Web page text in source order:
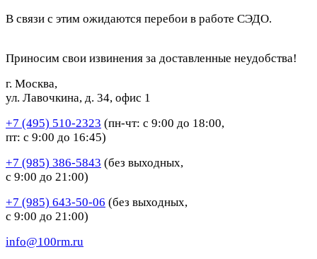
В связи с этим ожидаются перебои в работе СЭДО.
Приносим свои извинения за доставленные неудобства!
г. Москва,
ул. Лавочкина, д. 34, офис 1
+7 (495) 510-2323 (пн-чт: с 9:00 до 18:00,
пт: с 9:00 до 16:45)
+7 (985) 386-5843 (без выходных,
с 9:00 до 21:00)
+7 (985) 643-50-06 (без выходных,
с 9:00 до 21:00)
info@100rm.ru